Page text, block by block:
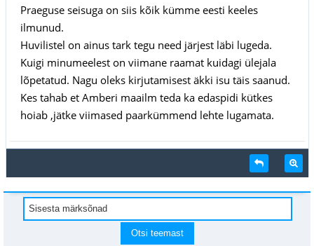
Praeguse seisuga on siis kõik kümme eesti keeles
ilmunud.
Huvilistel on ainus tark tegu need järjest läbi lugeda.
Kuigi minumeelest on viimane raamat kuidagi ülejala
lõpetatud. Nagu oleks kirjutamisest äkki isu täis saanud.
Kes tahab et Amberi maailm teda ka edaspidi kütkes
hoiab ,jätke viimased paarkümmend lehte lugamata.